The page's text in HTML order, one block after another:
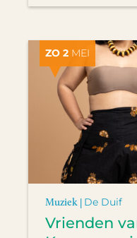
ZO 2 MEI
Muziek | De Duif
Vrienden